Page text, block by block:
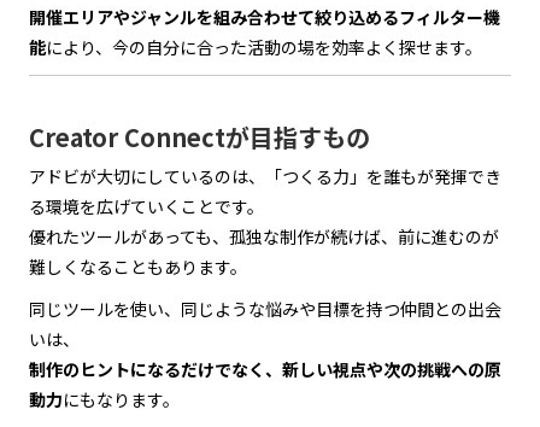
開催エリアやジャンルを組み合わせて絞り込めるフィルター機
能により、今の自分に合った活動の場を効率よく探せます。
Creator Connectが目指すもの
アドビが大切にしているのは、「つくる力」を誰もが発揮でき
る環境を広げていくことです。
優れたツールがあっても、孤独な制作が続けば、前に進むのが
難しくなることもあります。
同じツールを使い、同じような悩みや目標を持つ仲間との出会
いは、
制作のヒントになるだけでなく、新しい視点や次の挑戦への原
動力にもなります。